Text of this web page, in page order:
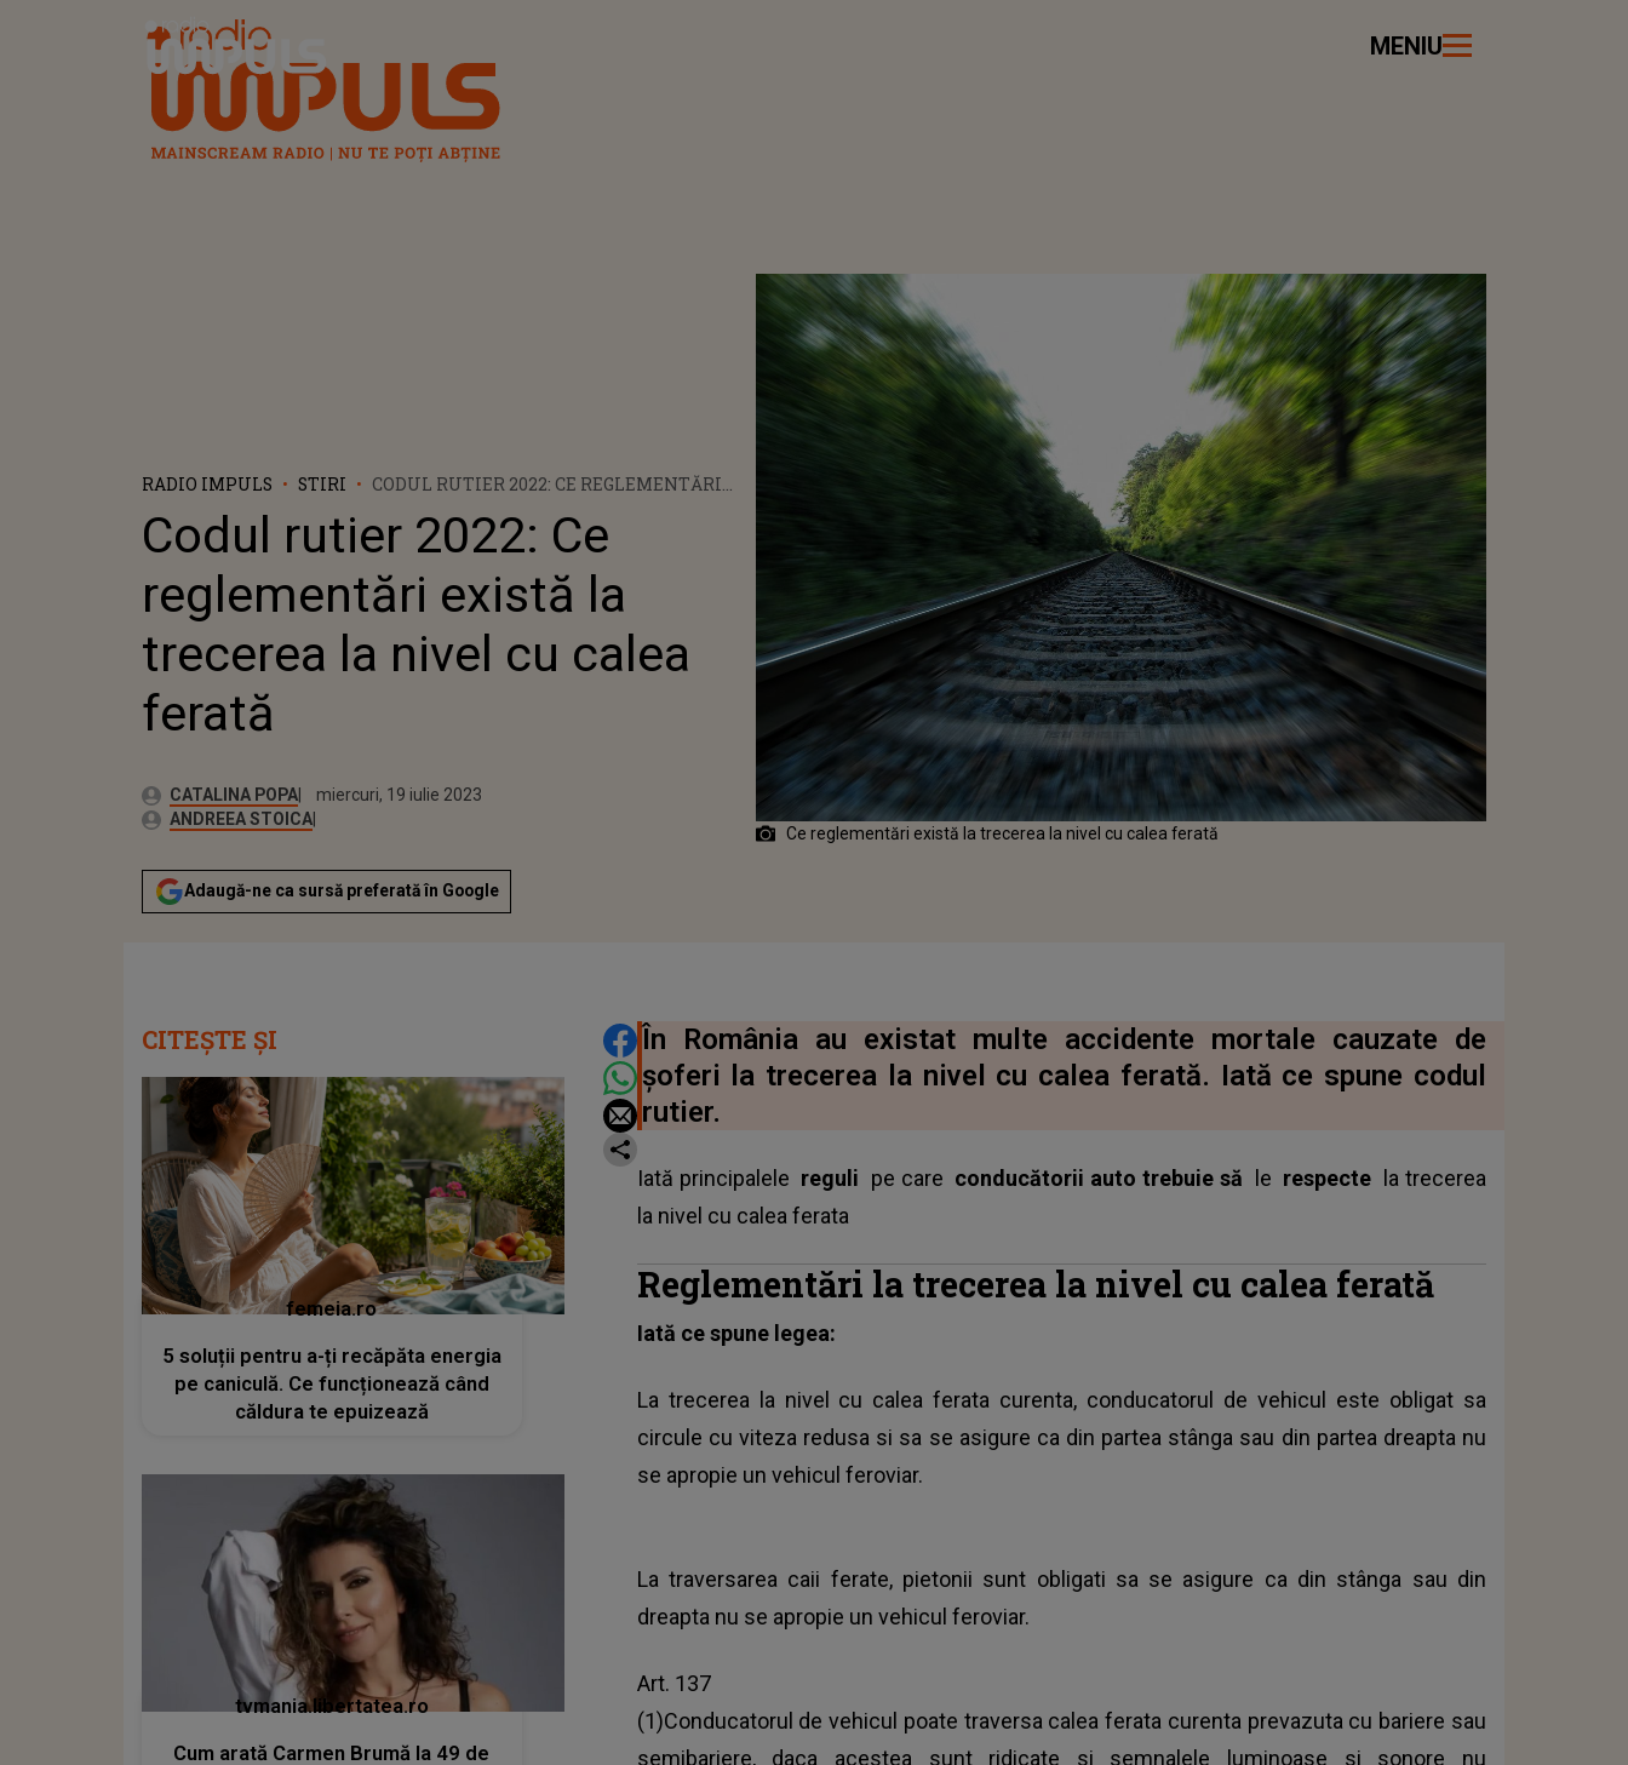
Radio Impuls MENIU
RADIO IMPULS STIRI
CODUL RUTIER 2022: CE REGLEMENTĂRI
FERATĂ
Codul rutier 2022: Ce
reglementări există la
trecerea la nivel cu calea
ferată
Autor:CATALINA POPA
Editor Web:
ANDREEA STOICA
Publicat:
marți, 19 iulie 2022
Actualizat:
miercuri, 19 iulie 2023
Adaugă-ne ca sursă preferată în Google
Ce reglementări există la trecerea la nivel cu calea ferată
DISTRIBUIE ARTICOLUL
În România au existat multe accidente mortale cauzate de
șoferi la trecerea la nivel cu calea ferată. Iată ce spune codul
rutier.
Iată principalele reguli pe care conducătorii auto trebuie să le respecte la trecerea
la nivel cu calea ferata
Reglementări la trecerea la nivel cu calea ferată
Iată ce spune legea:
La trecerea la nivel cu calea ferata curenta, conducatorul de vehicul este obligat sa
circule cu viteza redusa si sa se asigure ca din partea stânga sau din partea dreapta nu
se apropie un vehicul feroviar.
La traversarea caii ferate, pietonii sunt obligati sa se asigure ca din stânga sau din
dreapta nu se apropie un vehicul feroviar.
Art. 137
(1)Conducatorul de vehicul poate traversa calea ferata curenta prevazuta cu bariere sau
semibariere, daca acestea sunt ridicate si semnalele luminoase si sonore nu
CITEȘTE ȘI
femeia.ro
5 soluții pentru a-ți recăpăta energia
pe caniculă. Ce funcționează când
căldura te epuizează
tvmania.libertatea.ro
Cum arată Carmen Brumă la 49 de